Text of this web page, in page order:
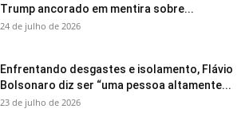
Trump ancorado em mentira sobre...
24 de julho de 2026
Enfrentando desgastes e isolamento, Flávio
Bolsonaro diz ser “uma pessoa altamente...
23 de julho de 2026